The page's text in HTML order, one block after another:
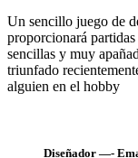
Un sencillo juego de
proporcionará
sencillas y muy
triunfado
alguien en el hobby
Diseñador —-